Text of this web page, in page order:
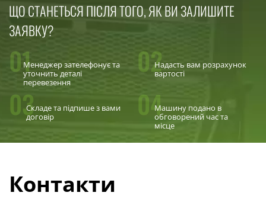
ЩО СТАНЕТЬСЯ ПІСЛЯ ТОГО, ЯК ВИ ЗАЛИШИТЕ
ЗАЯВКУ?
01Менеджер зателефонує та
уточнить деталі
перевезення
02Надасть вам розрахунок
вартості
03Складе та підпише з вами
договір
04Машину подано в
обговорений час та
місце
Контакти